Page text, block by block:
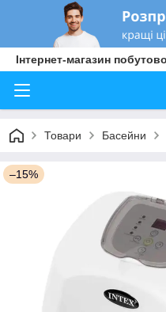
Інтернет-магазин
Товари Басейни
–15%